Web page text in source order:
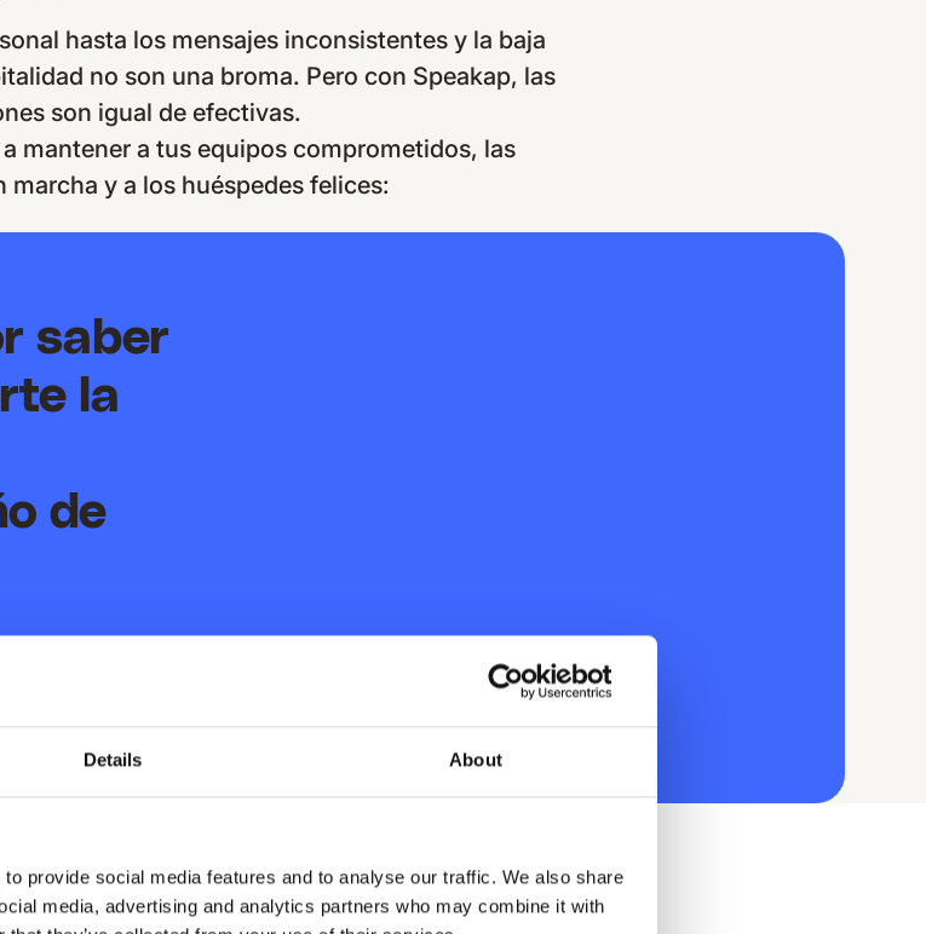
Details About
provide social media features and to analyse our traffic. We also share
media, advertising and analytics partners who may combine it with
hasta los mensajes inconsistentes y la baja
no son una broma. Pero con Speakap, las
son igual de efectivas.
mantener a tus equipos comprometidos, las
marcha y a los huéspedes felices:
saber
la
de